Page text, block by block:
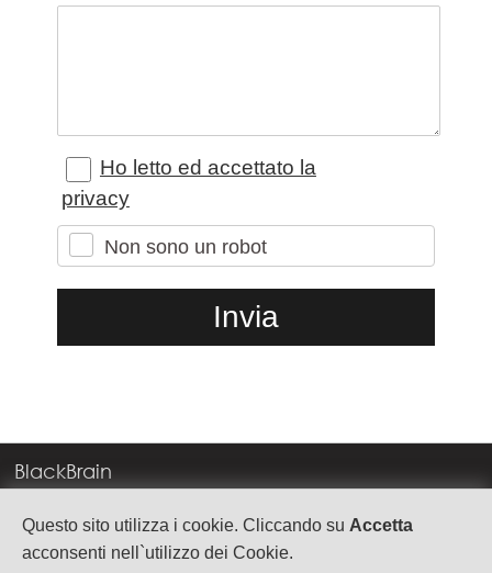
Questo sito utilizza i cookie. Cliccando su Accetta
acconsenti nell`utilizzo dei Cookie.
Ho letto ed accettato la
privacy
Non sono un robot
BlackBrain
Corso Milano, 83
37138 Verona